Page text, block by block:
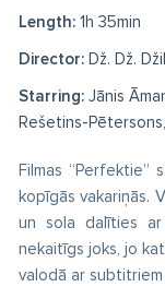
Length: 1h 35min
Director: Dž. Dž.
Starring: Jānis
Rešetins-
Filmas “Perfektie”
kopīgās vakariņās.
un sola dalīties ar
nekaitīgs joks, jo
valodā ar